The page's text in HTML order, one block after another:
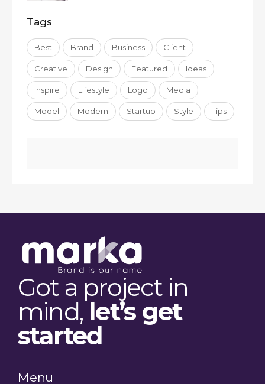
Tags
Best Brand Business Client
Creative Design Featured Ideas
Inspire Lifestyle Logo Media
Model Modern Startup Style Tips
Got a project in
mind, let’s get
started
Menu